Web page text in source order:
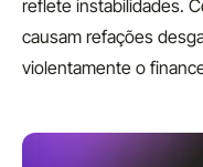
reflete instabilidades.
causam refações
violentamente o